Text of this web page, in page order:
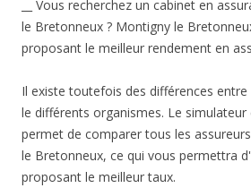
__ Vous recherchez un cabinet en
le Bretonneux ? Montigny le
proposant le meilleur rendement en
Il existe toutefois des différences
le différents organismes. Le simulateur
permet de comparer tous les
le Bretonneux, ce qui vous permettra
proposant le meilleur taux.